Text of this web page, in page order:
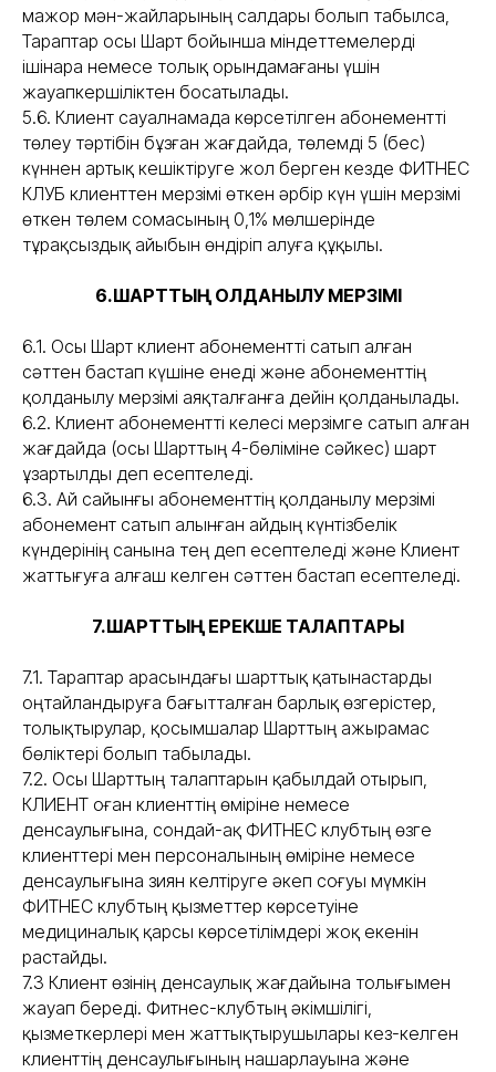
мажор мән-жайларының салдары болып табылса,
Тараптар осы Шарт бойынша міндеттемелерді
ішінара немесе толық орындамағаны үшін
жауапкершіліктен босатылады.
5.6. Клиент сауалнамада көрсетілген абонементті
төлеу тәртібін бұзған жағдайда, төлемді 5 (бес)
күннен артық кешіктіруге жол берген кезде ФИТНЕС
КЛУБ клиенттен мерзімі өткен әрбір күн үшін мерзімі
өткен төлем сомасының 0,1% мөлшерінде
тұрақсыздық айыбын өндіріп алуға құқылы.
6.ШАРТТЫҢ ҚОЛДАНЫЛУ МЕРЗІМІ
6.1. Осы Шарт клиент абонементті сатып алған
сәттен бастап күшіне енеді және абонементтің
қолданылу мерзімі аяқталғанға дейін қолданылады.
6.2. Клиент абонементті келесі мерзімге сатып алған
жағдайда (осы Шарттың 4-бөліміне сәйкес) шарт
ұзартылды деп есептеледі.
6.3. Ай сайынғы абонементтің қолданылу мерзімі
абонемент сатып алынған айдың күнтізбелік
күндерінің санына тең деп есептеледі және Клиент
жаттығуға алғаш келген сәттен бастап есептеледі.
7.ШАРТТЫҢ ЕРЕКШЕ ТАЛАПТАРЫ
7.1. Тараптар арасындағы шарттық қатынастарды
оңтайландыруға бағытталған барлық өзгерістер,
толықтырулар, қосымшалар Шарттың ажырамас
бөліктері болып табылады.
7.2. Осы Шарттың талаптарын қабылдай отырып,
КЛИЕНТ оған клиенттің өміріне немесе
денсаулығына, сондай-ақ ФИТНЕС клубтың өзге
клиенттері мен персоналының өміріне немесе
денсаулығына зиян келтіруге әкеп соғуы мүмкін
ФИТНЕС клубтың қызметтер көрсетуіне
медициналық қарсы көрсетілімдері жоқ екенін
растайды.
7.3 Клиент өзінің денсаулық жағдайына толығымен
жауап береді. Фитнес-клубтың әкімшілігі,
қызметкерлері мен жаттықтырушылары кез-келген
клиенттің денсаулығының нашарлауына және